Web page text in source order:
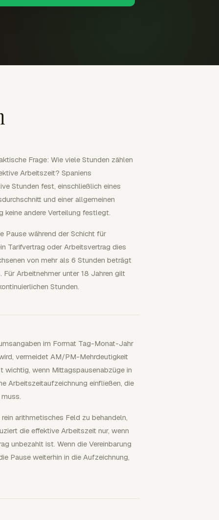
Frage: Wie viele Stunden zählen
Arbeitszeit? Spaniens
Stunden fest, einschließlich eines
und einer allgemeinen
keine andere Verteilung festlegt.
Pause während der Schicht für
Tarifvertrag oder Arbeitsvertrag dies
von mehr als 6 Stunden beträgt
Arbeitnehmer unter 18 Jahren gilt
Stunden.
im Format Tag-Monat-Jahr
vermeidet AM/PM-Mehrdeutigkeit
wenn Mittagspausenabzüge in
Arbeitszeitaufzeichnung einfließen, die
arithmetisches Feld zu behandeln,
die effektive Arbeitszeit nur, wenn
unbezahlt ist. Wenn die Vereinbarung
Pause weiterhin in die Aufzeichnung,